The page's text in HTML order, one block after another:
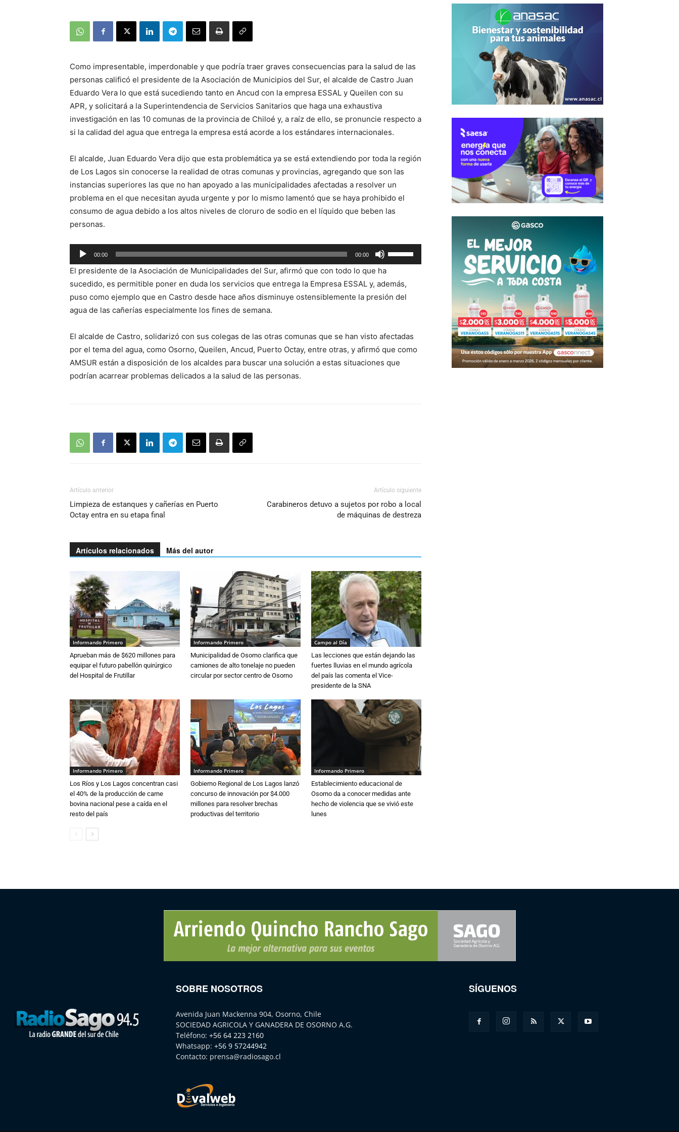
Como impresentable, imperdonable y que podría traer graves consecuencias para la salud de las
personas calificó el presidente de la Asociación de Municipios del Sur, el alcalde de Castro Juan
Eduardo Vera lo que está sucediendo tanto en Ancud con la empresa ESSAL y Queilen con su
APR, y solicitará a la Superintendencia de Servicios Sanitarios que haga una exhaustiva
investigación en las 10 comunas de la provincia de Chiloé y, a raíz de ello, se pronuncie respecto a
si la calidad del agua que entrega la empresa está acorde a los estándares internacionales.
El alcalde, Juan Eduardo Vera dijo que esta problemática ya se está extendiendo por toda la región
de Los Lagos sin conocerse la realidad de otras comunas y provincias, agregando que son las
instancias superiores las que no han apoyado a las municipalidades afectadas a resolver un
problema en el que necesitan ayuda urgente y por lo mismo lamentó que se haya prohibido el
consumo de agua debido a los altos niveles de cloruro de sodio en el líquido que beben las
personas.
Reproductor
de
audio
00:00 00:00
las
de
flecha
aumentar
o
disminuir
El presidente de la Asociación de Municipalidades del Sur, afirmó que con todo lo que ha
sucedido, es permitible poner en duda los servicios que entrega la Empresa ESSAL y, además,
puso como ejemplo que en Castro desde hace años disminuye ostensiblemente la presión del
agua de las cañerías especialmente los fines de semana.
El alcalde de Castro, solidarizó con sus colegas de las otras comunas que se han visto afectadas
por el tema del agua, como Osorno, Queilen, Ancud, Puerto Octay, entre otras, y afirmó que como
AMSUR están a disposición de los alcaldes para buscar una solución a estas situaciones que
podrían acarrear problemas delicados a la salud de las personas.
Artículo anterior
Limpieza de estanques y cañerías en Puerto
Octay entra en su etapa final
Artículo siguiente
Carabineros detuvo a sujetos por robo a local
de máquinas de destreza
Artículos relacionados Más del autor
Informando Primero
Aprueban más de $620 millones para
equipar el futuro pabellón quirúrgico
del Hospital de Frutillar
Informando Primero
Municipalidad de Osorno clarifica que
camiones de alto tonelaje no pueden
circular por sector centro de Osorno
Campo al Día
Las lecciones que están dejando las
fuertes lluvias en el mundo agrícola
del país las comenta el Vice-
presidente de la SNA
Informando Primero
Los Ríos y Los Lagos concentran casi
el 40% de la producción de carne
bovina nacional pese a caída en el
resto del país
Informando Primero
Gobierno Regional de Los Lagos lanzó
concurso de innovación por $4.000
millones para resolver brechas
productivas del territorio
Informando Primero
Establecimiento educacional de
Osorno da a conocer medidas ante
hecho de violencia que se vivió este
lunes
SOBRE NOSOTROS
Avenida Juan Mackenna 904, Osorno, Chile
SOCIEDAD AGRICOLA Y GANADERA DE OSORNO A.G.
Teléfono: +56 64 223 2160
Whatsapp: +56 9 57244942
Contacto: prensa@radiosago.cl
SÍGUENOS